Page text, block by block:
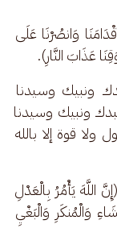
وَانصُرْنَا عَلَى
عَذَابَ النَّارِ).
ونبيك وسيدنا
ونبيك وسيدنا
قوة إلا بالله
اللَّهَ يَأْمُرُ بِالْعَدْلِ
وَالْمُنكَرِ وَالْبَغْيِ